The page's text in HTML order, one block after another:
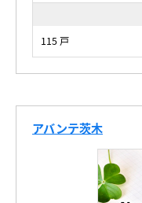
115 戸
アバンテ茨木